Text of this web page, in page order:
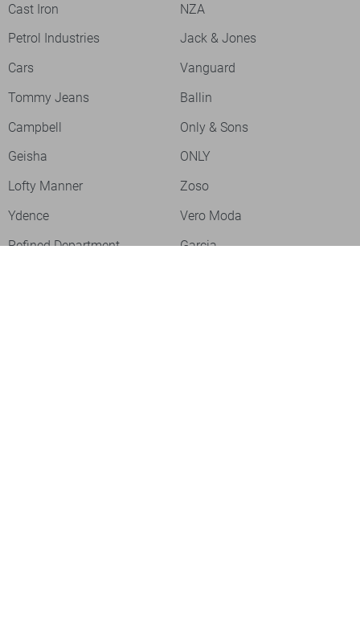
Cast Iron
NZA
Petrol Industries
Jack & Jones
Cars
Vanguard
Tommy Jeans
Ballin
Campbell
Only & Sons
Geisha
ONLY
Lofty Manner
Zoso
Ydence
Vero Moda
Refined Department
Garcia